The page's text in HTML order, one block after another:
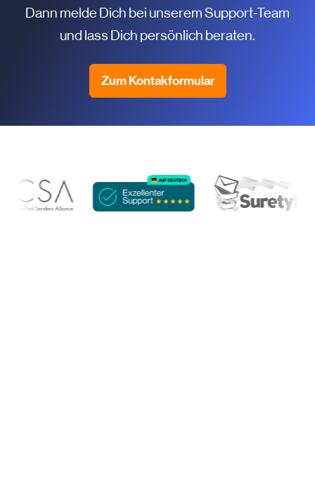
Dann melde Dich bei unserem Support-Team
und lass Dich persönlich beraten.
Zum Kontakformular